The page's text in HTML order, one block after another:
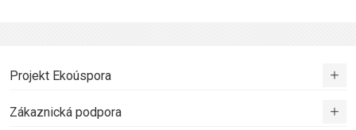
Projekt Ekoúspora
Zákaznická podpora